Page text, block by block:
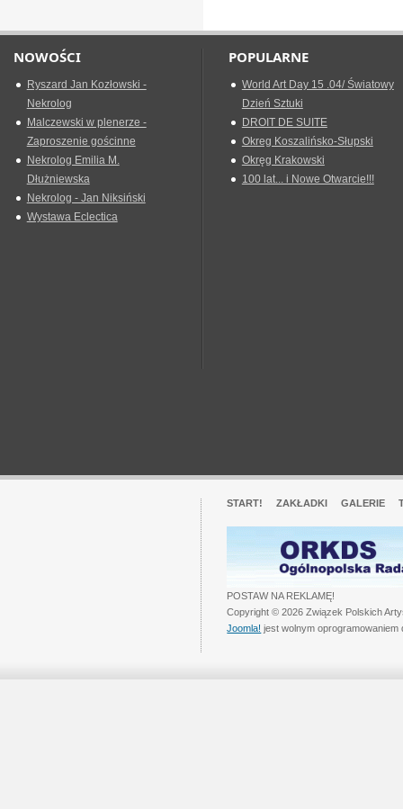
NOWOŚCI
Ryszard Jan Kozłowski -
Nekrolog
Malczewski w plenerze -
Zaproszenie gościnne
Nekrolog Emilia M.
Dłużniewska
Nekrolog - Jan Niksiński
Wystawa Eclectica
POPULARNE
World Art Day 15 .04/ Światowy
Dzień Sztuki
DROIT DE SUITE
Okreg Koszalińsko-Słupski
Okręg Krakowski
100 lat... i Nowe Otwarcie!!!
START! ZAKŁADKI GALERIE
POSTAW NA REKLAMĘ!
Copyright © 2026 Związek Polskich
Joomla! jest wolnym